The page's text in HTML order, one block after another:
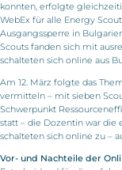
konnten, erfolgte
WebEx für alle Energy
Ausgangssperre in
Scouts fanden sich mit
schalteten sich online aus
Am 12. März folgte das
vermitteln – mit sieben
Schwerpunkt
statt – die Dozentin war die
schalteten sich online zu –
Vor- und Nachteile der